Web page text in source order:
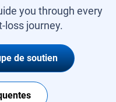
you through every
loss journey.
de soutien